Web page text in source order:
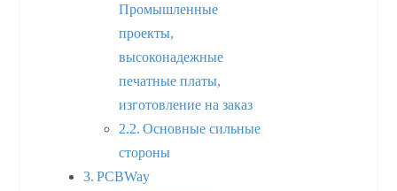
Промышленные
проекты,
высоконадежные
печатные платы,
изготовление на заказ
Основные сильные
стороны
PCBWay